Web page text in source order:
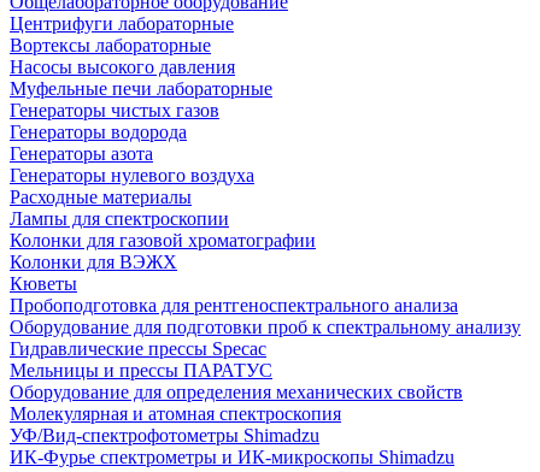
Центрифуги лабораторные
Вортексы лабораторные
Насосы высокого давления
Муфельные печи лабораторные
Генераторы чистых газов
Генераторы водорода
Генераторы азота
Генераторы нулевого воздуха
Расходные материалы
Лампы для спектроскопии
Колонки для газовой хроматографии
Колонки для ВЭЖХ
Кюветы
Пробоподготовка для рентгеноспектрального анализа
Оборудование для подготовки проб к спектральному анализу
Гидравлические прессы Specac
Мельницы и прессы ПАРАТУС
Оборудование для определения механических свойств
Молекулярная и атомная спектроскопия
УФ/Вид-спектрофотометры Shimadzu
ИК-Фурье спектрометры и ИК-микроскопы Shimadzu